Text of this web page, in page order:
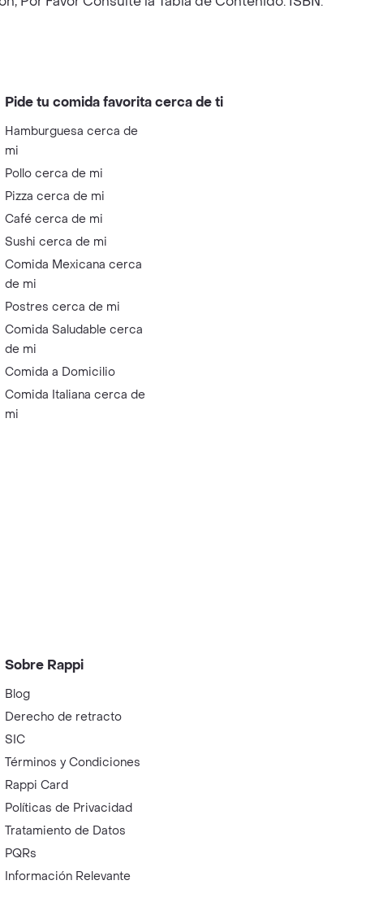
Pide tu comida favorita cerca de ti
Hamburguesa cerca de
mi
Pollo cerca de mi
Pizza cerca de mi
Café cerca de mi
Sushi cerca de mi
Comida Mexicana cerca
de mi
Postres cerca de mi
Comida Saludable cerca
de mi
Comida a Domicilio
Comida Italiana cerca de
mi
Sobre Rappi
Blog
Derecho de retracto
SIC
Términos y Condiciones
Rappi Card
Políticas de Privacidad
Tratamiento de Datos
PQRs
Información Relevante